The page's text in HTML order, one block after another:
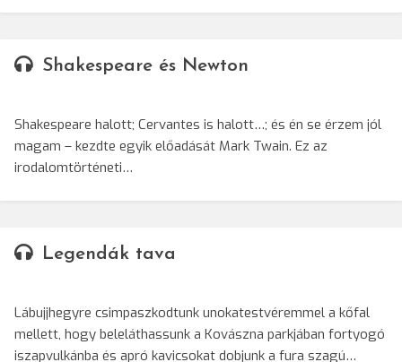
Shakespeare és Newton
Shakespeare halott; Cervantes is halott…; és én se érzem jól
magam – kezdte egyik előadását Mark Twain. Ez az
irodalomtörténeti…
Legendák tava
Lábujjhegyre csimpaszkodtunk unokatestvéremmel a kőfal
mellett, hogy beleláthassunk a Kovászna parkjában fortyogó
iszapvulkánba és apró kavicsokat dobjunk a fura szagú…